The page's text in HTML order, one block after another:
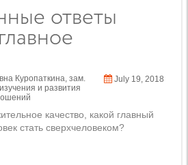
ответы
Куропаткина зам.
и развития
July 19, 2018
качество, какой главный
стать сверхчеловеком?